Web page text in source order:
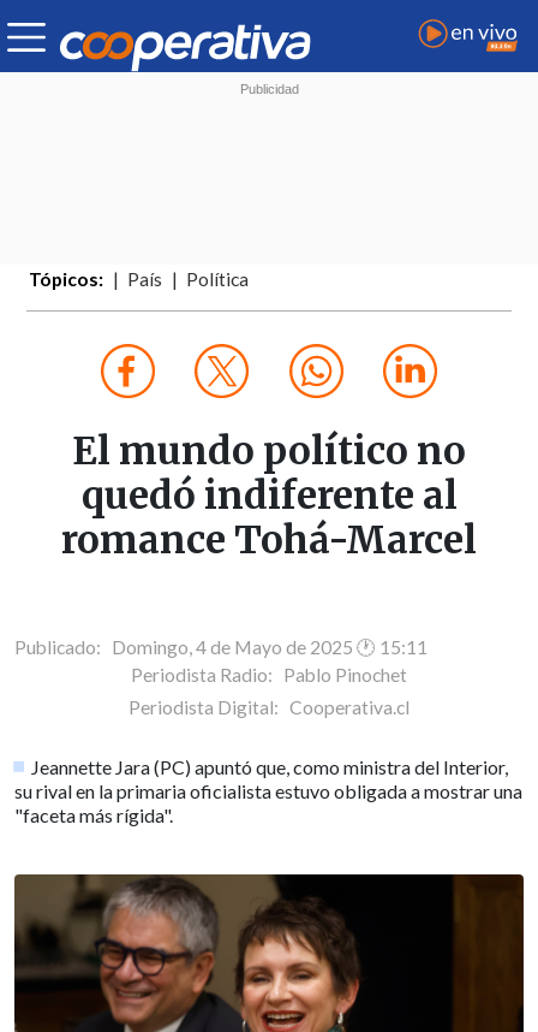
Tópicos: País Política
El mundo político no
quedó indiferente al
romance Tohá-Marcel
Publicado: Domingo, 4 de Mayo de 2025 🕐 15:11
Periodista Radio: Pablo Pinochet
Periodista Digital: Cooperativa.cl
Jeannette Jara (PC) apuntó que, como ministra del Interior,
su rival en la primaria oficialista estuvo obligada a mostrar una
"faceta más rígida".